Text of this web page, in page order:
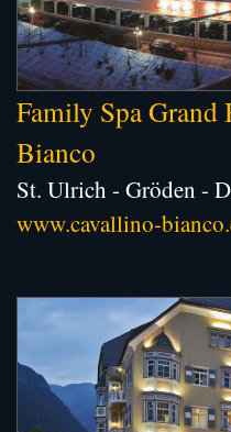
Family Spa
Bianco
St. Ulrich - Gröden -
www.cavallino-